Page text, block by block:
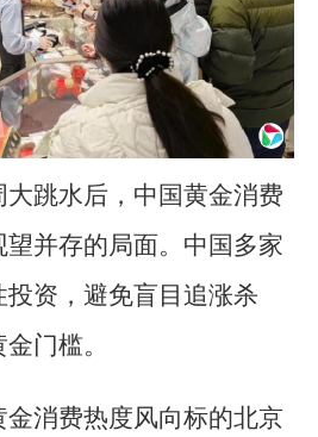
大跳水后，中国黄金消费
并存的局面。中国多家
资，避免盲目追涨杀
门槛。
金消费热度风向标的北京